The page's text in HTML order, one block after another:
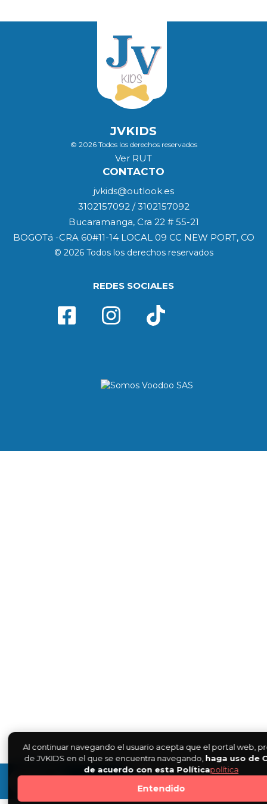
JVKIDS
© 2026 Todos los derechos reservados
Ver RUT
CONTACTO
jvkids@outlook.es
3102157092 / 3102157092
Bucaramanga, Cra 22 # 55-21
BOGOTá -CRA 60#11-14 LOCAL 09 CC NEW PORT, CO
© 2026 Todos los derechos reservados
REDES SOCIALES
Al continuar navegando el usuario acepta que el portal web,
de JVKIDS en el que se encuentra navegando, haga uso de
de acuerdo con esta Políticapolítica
Entendido